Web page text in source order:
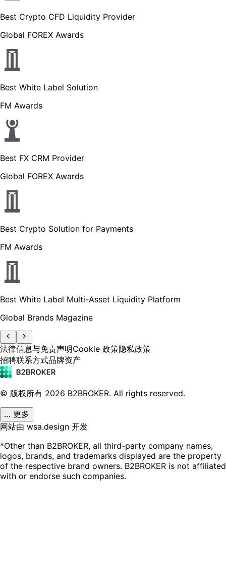
Best Crypto CFD Liquidity Provider
Global FOREX Awards
Best White Label Solution
FM Awards
Best FX CRM Provider
Global FOREX Awards
Best Crypto Solution for Payments
FM Awards
Best White Label Multi-Asset Liquidity Platform
Global Brands Magazine
法律信息与免责声明Cookie 政策隐私政策
招聘联系方式品牌资产
© 版权所有 2026 B2BROKER. All rights reserved.
… 更多
网站由 wsa.design 开发
*Other than B2BROKER, all third-party company names,
logos, brands, and trademarks displayed are the property
of the respective brand owners. B2BROKER is not affiliated
with or endorse such companies.